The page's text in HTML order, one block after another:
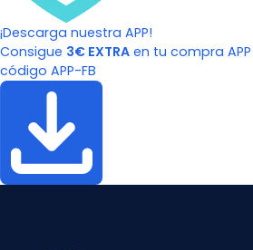
¡Descarga nuestra APP!
Consigue 3€ EXTRA en tu compra
código APP-FB